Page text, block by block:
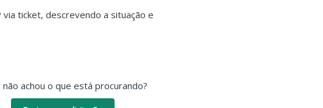
ticket, descrevendo a situação e
não achou o que está procurando?